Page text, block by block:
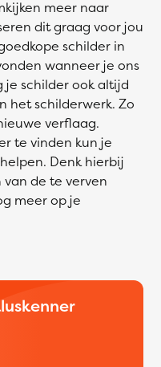
meer naar
dit graag voor jou
schilder in
wanneer je ons
schilder ook altijd
het schilderwerk. Zo
verflaag.
te vinden kun je
Denk hierbij
de te verven
meer op je